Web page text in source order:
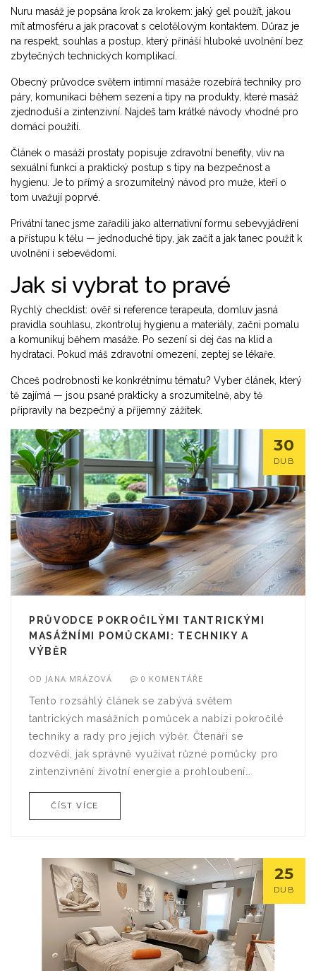
Nuru masáž je popsána krok za krokem: jaký gel použít, jakou
mít atmosféru a jak pracovat s celotělovým kontaktem. Důraz je
na respekt, souhlas a postup, který přináší hluboké uvolnění bez
zbytečných technických komplikací.
Obecný průvodce světem intimní masáže rozebírá techniky pro
páry, komunikaci během sezení a tipy na produkty, které masáž
zjednoduší a zintenzivní. Najdeš tam krátké návody vhodné pro
domácí použití.
Článek o masáži prostaty popisuje zdravotní benefity, vliv na
sexuální funkci a praktický postup s tipy na bezpečnost a
hygienu. Je to přímý a srozumitelný návod pro muže, kteří o
tom uvažují poprvé.
Privátní tanec jsme zařadili jako alternativní formu sebevyjádření
a přístupu k tělu — jednoduché tipy, jak začít a jak tanec použít k
uvolnění i sebevědomí.
Jak si vybrat to pravé
Rychlý checklist: ověř si reference terapeuta, domluv jasná
pravidla souhlasu, zkontroluj hygienu a materiály, začni pomalu
a komunikuj během masáže. Po sezení si dej čas na klid a
hydrataci. Pokud máš zdravotní omezení, zeptej se lékaře.
Chceš podrobnosti ke konkrétnímu tématu? Vyber článek, který
tě zajímá — jsou psané prakticky a srozumitelně, aby tě
připravily na bezpečný a příjemný zážitek.
30
DUB
PRŮVODCE POKROČILÝMI TANTRICKÝMI
MASÁŽNÍMI POMŮCKAMI: TECHNIKY A
VÝBĚR
OD JANA MRÁZOVÁ 0 KOMENTÁŘE
Tento rozsáhlý článek se zabývá světem
tantrických masážních pomůcek a nabízí pokročilé
techniky a rady pro jejich výběr. Čtenáři se
dozvědí, jak správně využívat různé pomůcky pro
zintenzivnění životní energie a prohloubení
praktické návody a doporučení, jak tyto techniky
bezpečné a efektivní využití.
ČÍST VÍCE
25
DUB